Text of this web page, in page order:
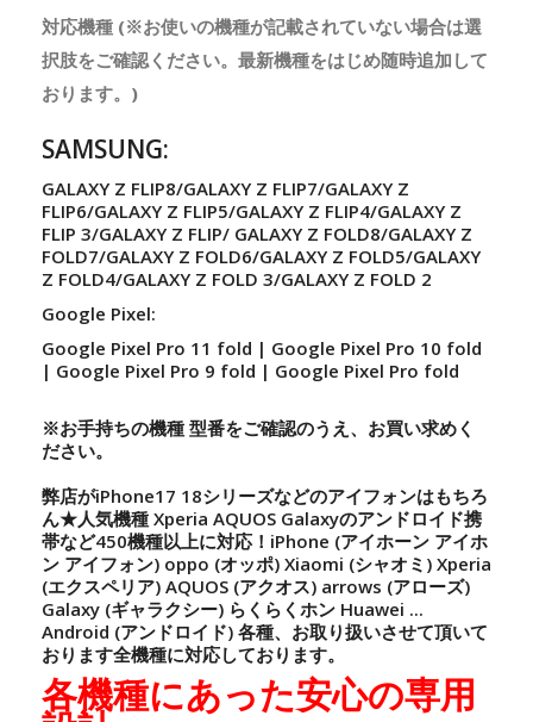
対応機種 (※お使いの機種が記載されていない場合は選
択肢をご確認ください。最新機種をはじめ随時追加して
おります。)
SAMSUNG:
GALAXY Z FLIP8/GALAXY Z FLIP7/GALAXY Z
FLIP6/GALAXY Z FLIP5/GALAXY Z FLIP4/GALAXY Z
FLIP 3/GALAXY Z FLIP/ GALAXY Z FOLD8/GALAXY Z
FOLD7/GALAXY Z FOLD6/GALAXY Z FOLD5/GALAXY
Z FOLD4/GALAXY Z FOLD 3/GALAXY Z FOLD 2
Google Pixel:
Google Pixel Pro 11 fold | Google Pixel Pro 10 fold
| Google Pixel Pro 9 fold | Google Pixel Pro fold
※お手持ちの機種 型番をご確認のうえ、お買い求めく
ださい。
弊店がiPhone17 18シリーズなどのアイフォンはもちろ
ん★人気機種 Xperia AQUOS Galaxyのアンドロイド携
帯など450機種以上に対応！iPhone (アイホーン アイホ
ン アイフォン) oppo (オッポ) Xiaomi (シャオミ) Xperia
(エクスペリア) AQUOS (アクオス) arrows (アローズ)
Galaxy (ギャラクシー) らくらくホン Huawei ...
Android (アンドロイド) 各種、お取り扱いさせて頂いて
おります全機種に対応しております。
各機種にあった安心の専用